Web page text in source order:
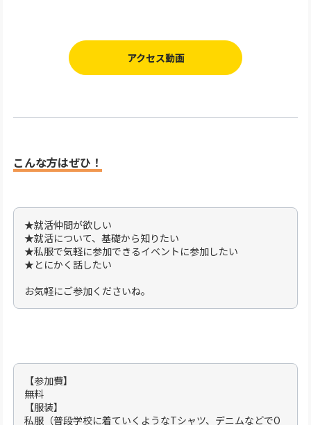
アクセス動画
こんな方はぜひ！
★就活仲間が欲しい
★就活について、基礎から知りたい
★私服で気軽に参加できるイベントに参加したい
★とにかく話したい
お気軽にご参加くださいね。
【参加費】
無料
【服装】
私服（普段学校に着ていくようなTシャツ、デニムなどでO